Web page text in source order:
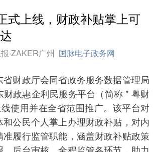
式上线，财政补贴掌上可
·ZAKER广州 国脉电子政务网
财政厅会同省政务服务数据管理局
财政惠企利民服务平台（简称 " 粤财
使用并在全省范围推广。该平台对
公民个人掌上办理财政补贴，对内
履行监管职能，涵盖财政补贴政策